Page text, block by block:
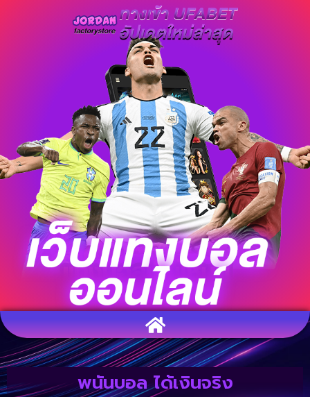
พนันบอล ได้เงินจริง